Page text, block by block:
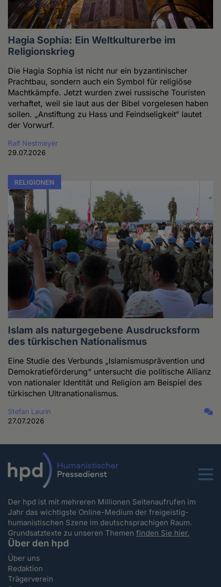
Hagia Sophia: Ein Weltkulturerbe im
Religionskrieg
Die Hagia Sophia ist nicht nur ein byzantinischer
Prachtbau, sondern auch ein Symbol für religiöse
Machtkämpfe. Jetzt wurden zwei russische Touristen
verhaftet, weil sie laut aus der Bibel vorgelesen haben
sollen. „Anstiftung zu Hass und Feindseligkeit“ lautet
der Vorwurf.
Ralf Nestmeyer
29.07.2026
RELIGIONEN
Islam als naturgegebene Ausdrucksform
des türkischen Nationalismus
Eine Studie des Verbunds „Islamismusprävention und
Demokratieförderung“ untersucht die politische Allianz
von nationaler Identität und Religion am Beispiel des
türkischen Ultranationalismus.
Stefan Laurin
27.07.2026
Menu
Der hpd ist mit mehreren Millionen Seitenaufrufen im
Jahr das wichtigste Online-Medium der freigeistig-
humanistischen Szene im deutschsprachigen Raum.
Grundsatztexte zu unseren Themenfinden Sie hier.
Über den hpd
Über uns
Redaktion
Trägerverein